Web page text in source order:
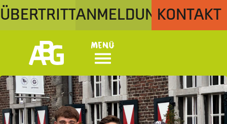
ÜBERTRITTANMELDUNGKONTAKT
Menü